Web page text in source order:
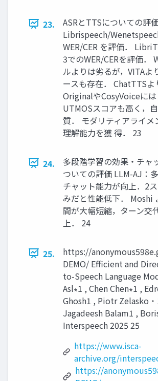
23.
ASRとTTSについての評
Librispeech/
WER/CER を評価．
3でのWER/CERを評価．
ルよりは劣るが，VITAよ
ースも存在． ChatTTSよ
OriginalやCosyVoiceには
UTMOSスコアも高く，
質． モダリティアライメ
理解能力を獲 得． 23
24.
多段階学習の効果・チャ
ついての評価 LLM-AJ：
チャット能力が向上．2
みだと性能低下． Moshi
間が大幅短縮，ターン交
上． 24
25.
https://
DEMO/ Efficient and
to-Speech Language
Asl∗1 , Chen Chen∗1 ,
Ghosh1 , Piotr Zelasko
Jagadeesh Balam1 ,
Interspeech 2025 25
https://www.isca-
archive.org/
https://